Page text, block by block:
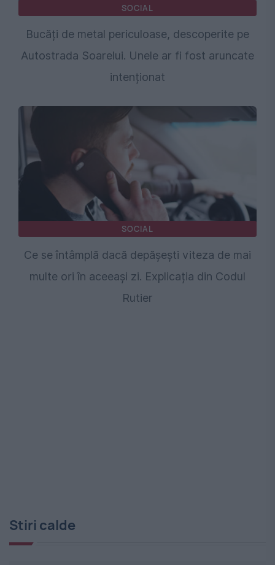
SOCIAL
Bucăți de metal periculoase, descoperite pe
Autostrada Soarelui. Unele ar fi fost aruncate
intenționat
SOCIAL
Ce se întâmplă dacă depășești viteza de mai
multe ori în aceeași zi. Explicația din Codul
Rutier
Stiri calde